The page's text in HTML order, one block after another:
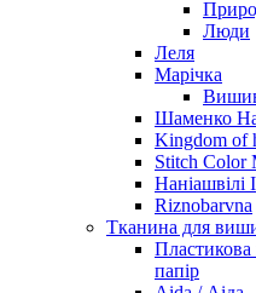
Люди
Леля
Марічка
Шаменко
Kingdom of
Stitch Color
Наніашвілі
Riznobarvna
Тканина для
Пластикова
папір